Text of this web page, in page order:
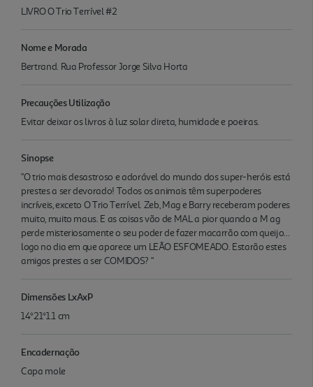
LIVRO O Trio Terrível #2
Nome e Morada
Bertrand. Rua Professor Jorge Silva Horta
Precauções Utilização
Evitar deixar os livros à luz solar direta, humidade e poeiras.
Sinopse
"O trio mais desastroso e adorável do mundo dos super-heróis está
prestes a ser devorado! Todos os animais têm superpoderes
incríveis, exceto O Trio Terrível. Zeb, Mag e Barry receberam poderes
muito, muito maus. E as coisas vão de MAL a pior quando a M ag
perde misteriosamente o seu poder de fazer macarrão com queijo...
logo no dia em que aparece um LEÃO ESFOMEADO. Estarão estes
amigos prestes a ser COMIDOS? "
Dimensões LxAxP
14*21*1.1 cm
Encadernação
Capa mole